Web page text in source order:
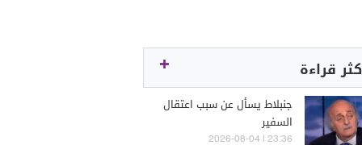
قراءة
جنبلاط يسأل عن سبب اعتقال
السفير
23:36 | 2026-08-04